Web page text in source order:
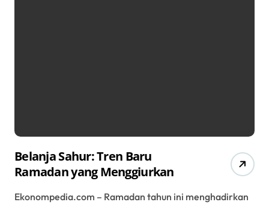
Belanja Sahur: Tren Baru
Ramadan yang Menggiurkan
Ekonompedia.com – Ramadan tahun ini menghadirkan